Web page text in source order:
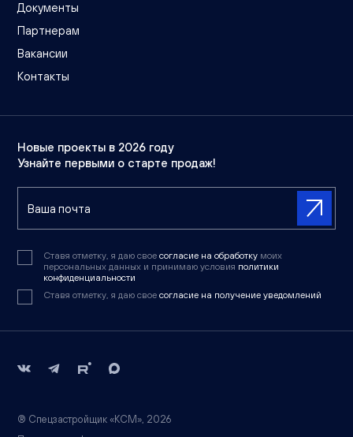
Документы
Партнерам
Вакансии
Контакты
Новые проекты в 2026 году
Узнайте первыми о старте продаж!
Ставя отметку, я даю свое согласие на обработку моих
персональных данных и принимаю условия политики
конфиденциальности
Ставя отметку, я даю свое согласие на получение уведомлений
® Спецзастройщик «КСМ», 2026